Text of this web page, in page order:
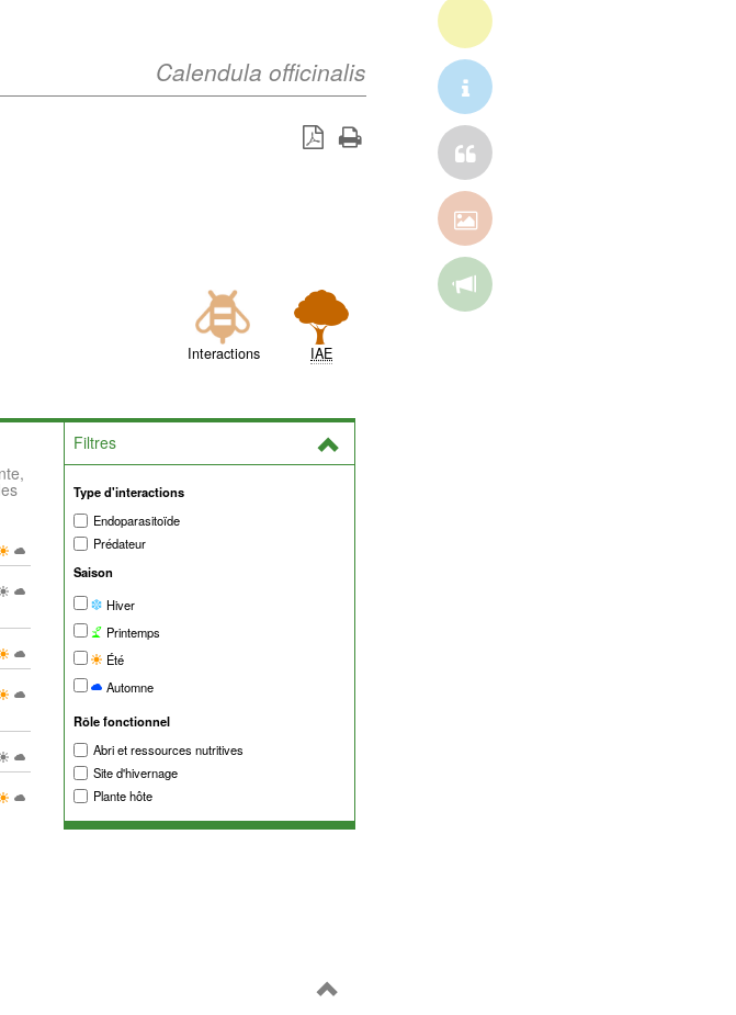
Calendula officinalis
IAE
Interactions
Filtres
Type d'interactions
Endoparasitoïde
Prédateur
Saison
Hiver
Printemps
Été
Automne
Rôle fonctionnel
Abri et ressources nutritives
Site d'hivernage
Plante hôte